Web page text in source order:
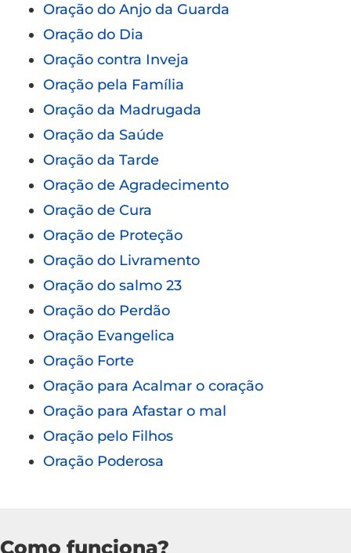
Oração do Anjo da Guarda
Oração do Dia
Oração contra Inveja
Oração pela Família
Oração da Madrugada
Oração da Saúde
Oração da Tarde
Oração de Agradecimento
Oração de Cura
Oração de Proteção
Oração do Livramento
Oração do salmo 23
Oração do Perdão
Oração Evangelica
Oração Forte
Oração para Acalmar o coração
Oração para Afastar o mal
Oração pelo Filhos
Oração Poderosa
Como funciona?